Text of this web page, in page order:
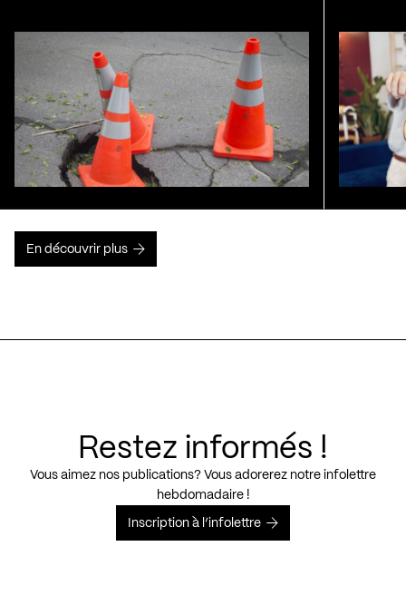
En découvrir plus
Restez informés !
Vous aimez nos publications? Vous adorerez notre infolettre
hebdomadaire !
Inscription à l’infolettre